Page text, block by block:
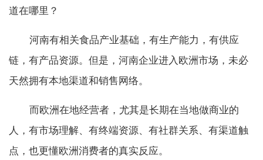
道在哪里？
河南有相关食品产业基础，有生产能力，有供应
链，有产品资源。但是，河南企业进入欧洲市场，未必
天然拥有本地渠道和销售网络。
而欧洲在地经营者，尤其是长期在当地做商业的
人，有市场理解、有终端资源、有社群关系、有渠道触
点，也更懂欧洲消费者的真实反应。